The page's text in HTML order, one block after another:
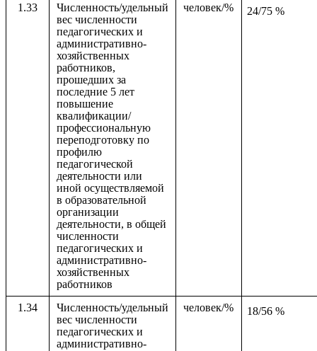
1.33
Численность/удельный
вес численности
педагогических и
административно-
хозяйственных
работников,
прошедших за
последние 5 лет
повышение
квалификации/
профессиональную
переподготовку по
профилю
педагогической
деятельности или
иной осуществляемой
в образовательной
организации
деятельности, в общей
численности
педагогических и
административно-
хозяйственных
работников
человек/% 24/75 %
1.34
Численность/удельный
вес численности
педагогических и
административно-
человек/% 18/56 %